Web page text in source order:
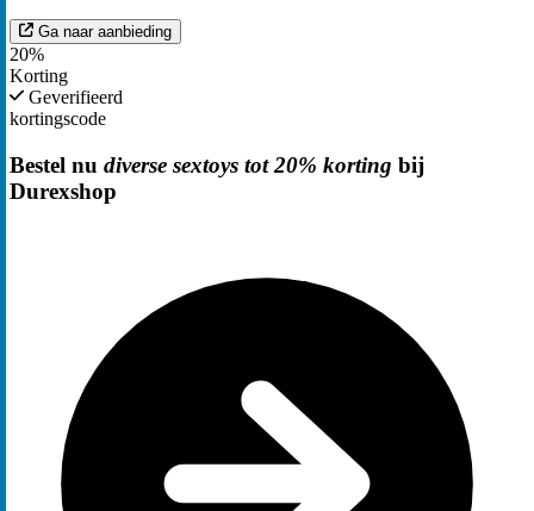
Ga naar aanbieding
20%
Korting
Geverifieerd
kortingscode
Bestel nu diverse sextoys tot 20% korting bij
Durexshop